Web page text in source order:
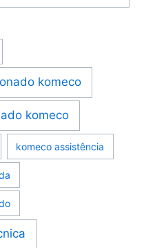
komeco
komeco
komeco assistência